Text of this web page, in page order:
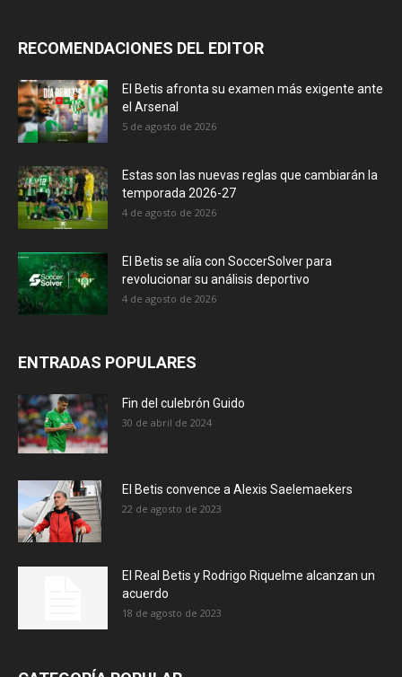
RECOMENDACIONES DEL EDITOR
El Betis afronta su examen más exigente ante
el Arsenal
5 de agosto de 2026
Estas son las nuevas reglas que cambiarán la
temporada 2026-27
4 de agosto de 2026
El Betis se alía con SoccerSolver para
revolucionar su análisis deportivo
4 de agosto de 2026
ENTRADAS POPULARES
Fin del culebrón Guido
30 de abril de 2024
El Betis convence a Alexis Saelemaekers
22 de agosto de 2023
El Real Betis y Rodrigo Riquelme alcanzan un
acuerdo
18 de agosto de 2023